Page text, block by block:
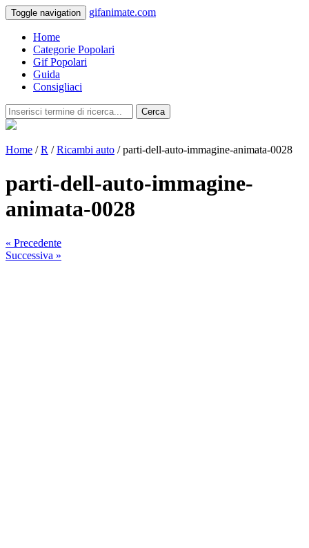
Toggle navigation gifanimate.com
Home
Categorie Popolari
Gif Popolari
Guida
Consigliaci
Cerca
Home /R /Ricambi auto / parti-dell-auto-immagine-animata-0028
parti-dell-auto-immagine-
animata-0028
« Precedente
Successiva »